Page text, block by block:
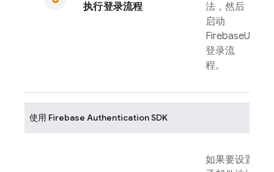
执行登录流程
法，然后
启动
FirebaseUI
登录流
程。
使用 Firebase AuthenticationSDK
如果要设置电